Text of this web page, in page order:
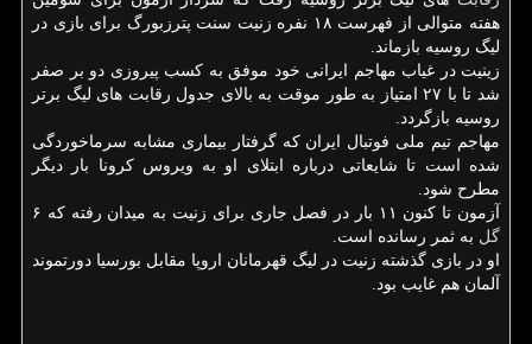
هفته متوالی از فهرست ۱۸ نفره زنیت سنت پترزبورگ برای بازی در
لیگ روسیه بازماند.
زینیت در غیاب مهاجم ایرانی خود موفق به کسب پیروزی دو بر صفر
شد تا با ۲۷ امتیاز به طور موقت به بالای جدول رقابت های لیگ برتر
روسیه بازگردد.
مهاجم تیم ملی فوتبال ایران که گرفتار بیماری مشابه سرماخوردگی
شده است تا شایعاتی درباره ابتلای او به ویروس کرونا بار دیگر
مطرح شود.
آزمون تا کنون ۱۱ بار در فصل جاری برای زنیت به میدان رفته که ۶
گل به ثمر رسانده است.
او در بازی گذشته زنیت در لیگ قهرمانان اروپا مقابل بورسیا دورتموند
آلمان هم غایب بود.